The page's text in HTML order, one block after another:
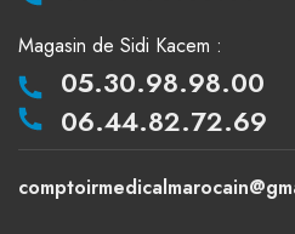
Magasin de Sidi Kacem :
05.30.98.98.00
06.44.82.72.69